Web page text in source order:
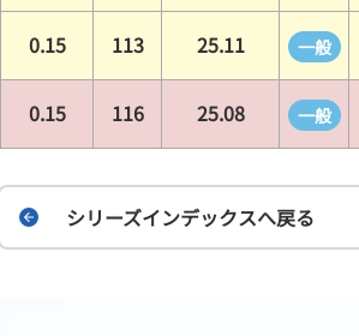
0.15 113 25.11 一般
0.15 116 25.08 一般
シリーズインデックスへ戻る